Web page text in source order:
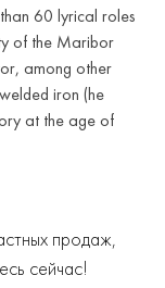
60 lyrical roles
of the Maribor
among other
iron (he
at the age of
продаж,
сейчас!